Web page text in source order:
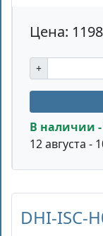
Цена: 1198
+
В наличии
12 августа -
DHI-ISC-